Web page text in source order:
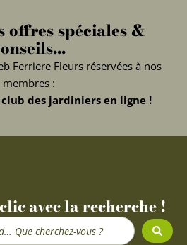
offres spéciales &
Ferriere Fleurs réservées à nos
membres :
des jardiniers en ligne !
avec la recherche !